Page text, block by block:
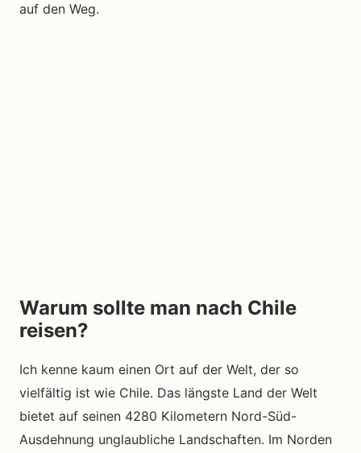
auf den Weg.
Warum sollte man nach Chile
reisen?
Ich kenne kaum einen Ort auf der Welt, der so
vielfältig ist wie Chile. Das längste Land der Welt
bietet auf seinen 4280 Kilometern Nord-Süd-
Ausdehnung unglaubliche Landschaften. Im Norden